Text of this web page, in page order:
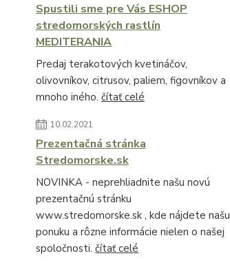
Spustili sme pre Vás ESHOP
stredomorských rastlín
MEDITERANIA
Predaj terakotových kvetináčov,
olivovníkov, citrusov, paliem, figovníkov a
mnoho iného. čítať celé
10.02.2021
Prezentačná stránka
Stredomorske.sk
NOVINKA - neprehliadnite našu novú
prezentačnú stránku
www.stredomorske.sk , kde nájdete našu
ponuku a rôzne informácie nielen o našej
spoločnosti. čítať celé